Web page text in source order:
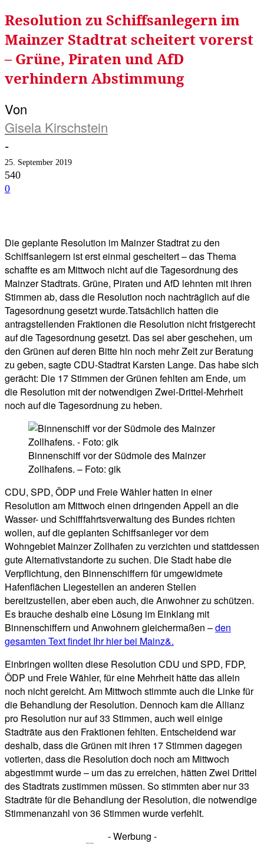
Resolution zu Schiffsanlegern im
Mainzer Stadtrat scheitert vorerst
– Grüne, Piraten und AfD
verhindern Abstimmung
Von
Gisela Kirschstein
-
25. September 2019
540
0
Die geplante Resolution im Mainzer Stadtrat zu den
Schiffsanlegern ist erst einmal gescheitert – das Thema
schaffte es am Mittwoch nicht auf die Tagesordnung des
Mainzer Stadtrats. Grüne, Piraten und AfD lehnten mit ihren
Stimmen ab, dass die Resolution noch nachträglich auf die
Tagesordnung gesetzt wurde.Tatsächlich hatten die
antragstellenden Fraktionen die Resolution nicht fristgerecht
auf die Tagesordnung gesetzt. Das sei aber geschehen, um
den Grünen auf deren Bitte hin noch mehr Zeit zur Beratung
zu geben, sagte CDU-Stadtrat Karsten Lange. Das habe sich
gerächt: Die 17 Stimmen der Grünen fehlten am Ende, um
die Resolution mit der notwendigen Zwei-Drittel-Mehrheit
noch auf die Tagesordnung zu heben.
Binnenschiff vor der Südmole des Mainzer
Zollhafens. – Foto: gik
CDU, SPD, ÖDP und Freie Wähler hatten in einer
Resolution am Mittwoch einen dringenden Appell an die
Wasser- und Schifffahrtsverwaltung des Bundes richten
wollen, auf die geplanten Schiffsanleger vor dem
Wohngebiet Mainzer Zollhafen zu verzichten und stattdessen
gute Alternativstandorte zu suchen. Die Stadt habe die
Verpflichtung, den Binnenschiffern für umgewidmete
Hafenflächen Liegestellen an anderen Stellen
bereitzustellen, aber eben auch, die Anwohner zu schützen.
Es brauche deshalb eine Lösung im Einklang mit
Binnenschiffern und Anwohnern gleichermaßen –den
gesamten Text findet Ihr hier bei Mainz&.
Einbringen wollten diese Resolution CDU und SPD, FDP,
ÖDP und Freie Wähler, für eine Mehrheit hätte das allein
noch nicht gereicht. Am Mittwoch stimmte auch die Linke für
die Behandlung der Resolution. Dennoch kam die Allianz
pro Resolution nur auf 33 Stimmen, auch weil einige
Stadträte aus den Fraktionen fehlten. Entscheidend war
deshalb, dass die Grünen mit ihren 17 Stimmen dagegen
votierten, dass die Resolution doch noch am Mittwoch
abgestimmt wurde – um das zu erreichen, hätten Zwei Drittel
des Stadtrats zustimmen müssen. So stimmten aber nur 33
Stadträte für die Behandlung der Resolution, die notwendige
Stimmenanzahl von 36 Stimmen wurde verfehlt.
- Werbung -